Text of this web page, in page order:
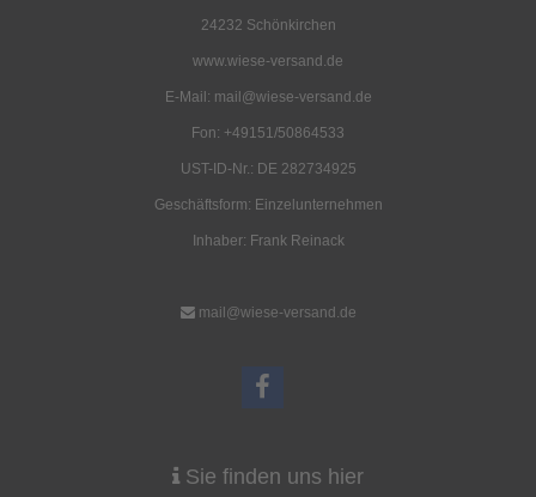
24232 Schönkirchen
www.wiese-versand.de
E-Mail: mail@wiese-versand.de
Fon: +49151/50864533
UST-ID-Nr.: DE 282734925
Geschäftsform: Einzelunternehmen
Inhaber: Frank Reinack
mail@wiese-versand.de
Sie finden uns hier